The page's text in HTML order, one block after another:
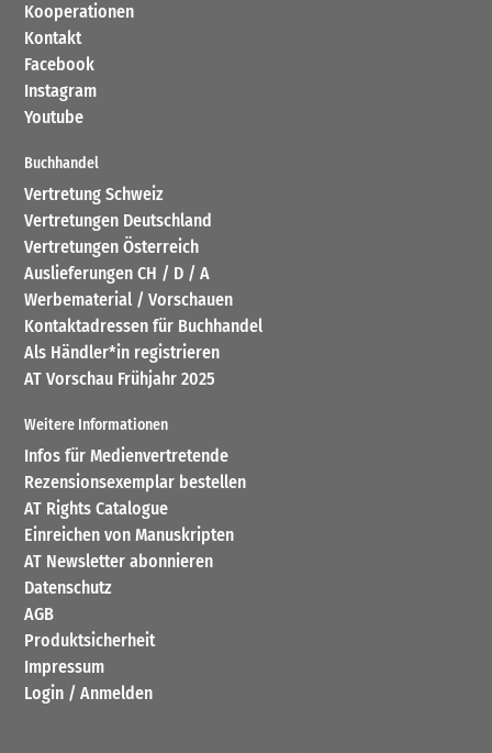
Kooperationen
Kontakt
Facebook
Instagram
Youtube
Buchhandel
Vertretung Schweiz
Vertretungen Deutschland
Vertretungen Österreich
Auslieferungen CH / D / A
Werbematerial / Vorschauen
Kontaktadressen für Buchhandel
Als Händler*in registrieren
AT Vorschau Frühjahr 2025
Weitere Informationen
Infos für Medienvertretende
Rezensionsexemplar bestellen
AT Rights Catalogue
Einreichen von Manuskripten
AT Newsletter abonnieren
Datenschutz
AGB
Produktsicherheit
Impressum
Login / Anmelden